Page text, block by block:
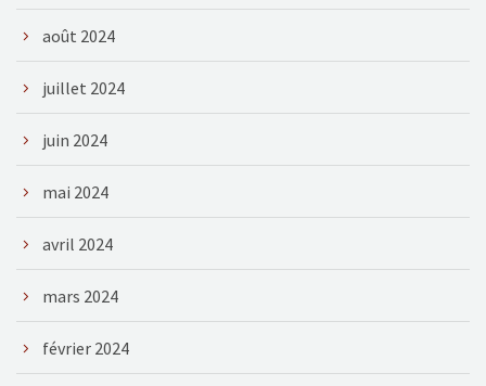
août 2024
juillet 2024
juin 2024
mai 2024
avril 2024
mars 2024
février 2024